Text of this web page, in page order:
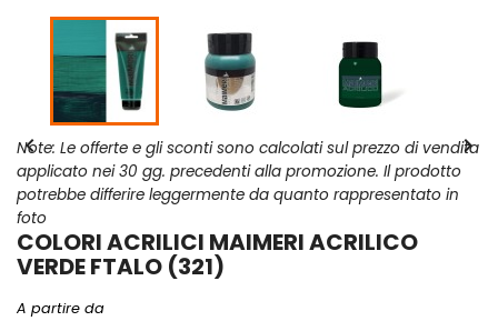
 
Note: Le offerte e gli sconti sono calcolati sul prezzo di vendita
applicato nei 30 gg. precedenti alla promozione. Il prodotto
potrebbe differire leggermente da quanto rappresentato in
foto
COLORI ACRILICI MAIMERI ACRILICO
VERDE FTALO (321)
A partire da